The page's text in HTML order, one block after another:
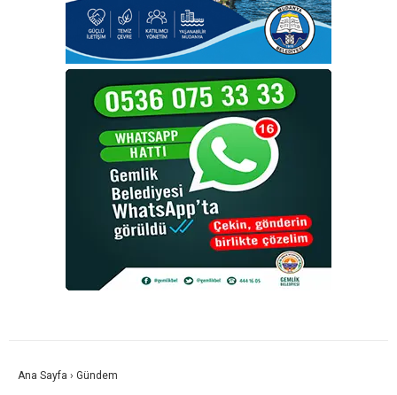
Ana Sayfa › Gündem